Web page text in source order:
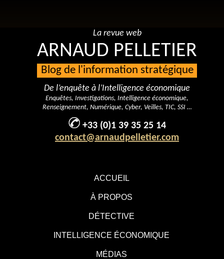
ACCUEIL
À PROPOS
DÉTECTIVE
INTELLIGENCE ÉCONOMIQUE
MÉDIAS
La revue web
ARNAUD PELLETIER
Blog de l'information stratégique
De l’enquête à l’Intelligence économique
Enquêtes, Investigations, Intelligence économique,
Renseignement, Numérique, Cyber, Veilles, TIC, SSI …
+33 (0)1 39 35 25 14
contact@arnaudpelletier.com